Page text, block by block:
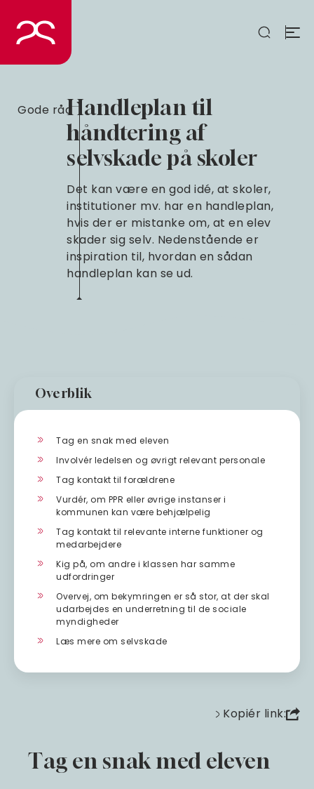
indhold
Handleplan til
håndtering af
selvskade på skoler
Det kan være en god idé, at skoler,
institutioner mv. har en handleplan,
hvis der er mistanke om, at en elev
skader sig selv. Nedenstående er
inspiration til, hvordan en sådan
handleplan kan se ud.
Gode råd
Overblik
Tag en snak med eleven
Involvér ledelsen og øvrigt relevant personale
Tag kontakt til forældrene
Vurdér, om PPR eller øvrige instanser i
kommunen kan være behjælpelig
Tag kontakt til relevante interne funktioner og
medarbejdere
Kig på, om andre i klassen har samme
udfordringer
Overvej, om bekymringen er så stor, at der skal
udarbejdes en underretning til de sociale
myndigheder
Læs mere om selvskade
Kopiér link:
Tag en snak med eleven